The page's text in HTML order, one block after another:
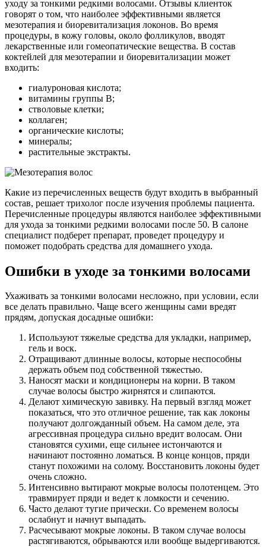
уходу за тонкими редкими волосами. Отзывы клиенток
говорят о том, что наиболее эффективными является
мезотерапия и биоревитализация локонов. Во время
процедуры, в кожу головы, около фолликулов, вводят
лекарственные или гомеопатические вещества. В состав
коктейлей для мезотерапии и биоревитализации может
входить:
гиалуроновая кислота;
витамины группы В;
стволовые клетки;
коллаген;
органические кислоты;
минералы;
растительные экстракты.
Какие из перечисленных веществ будут входить в выбранный
состав, решает трихолог после изучения проблемы пациента.
Перечисленные процедуры являются наиболее эффективными
для ухода за тонкими редкими волосами после 50. В салоне
специалист подберет препарат, проведет процедуру и
поможет подобрать средства для домашнего ухода.
Ошибки в уходе за тонкими волосами
Ухаживать за тонкими волосами несложно, при условии, если
все делать правильно. Чаще всего женщины сами вредят
прядям, допуская досадные ошибки:
Используют тяжелые средства для укладки, например,
гель и воск.
Отращивают длинные волосы, которые неспособны
держать объем под собственной тяжестью.
Наносят маски и кондиционеры на корни. В таком
случае волосы быстро жирнятся и слипаются.
Делают химическую завивку. На первый взгляд может
показаться, что это отличное решение, так как локоны
получают долгожданный объем. На самом деле, эта
агрессивная процедура сильно вредит волосам. Они
становятся сухими, еще сильнее истончаются и
начинают постоянно ломаться. В конце концов, пряди
станут похожими на солому. Восстановить локоны будет
очень сложно.
Интенсивно вытирают мокрые волосы полотенцем. Это
травмирует пряди и ведет к ломкости и сечению.
Часто делают тугие прически. Со временем волосы
ослабнут и начнут выпадать.
Расчесывают мокрые локоны. В таком случае волосы
растягиваются, обрываются или вообще выдергиваются.